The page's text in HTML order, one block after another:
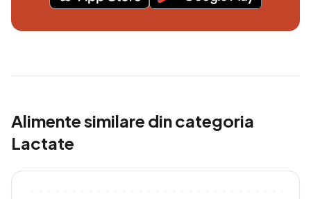
Alimente similare din categoria
Lactate